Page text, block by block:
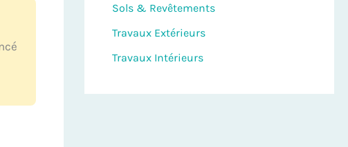
Sols & Revêtements
Travaux Extérieurs
Travaux Intérieurs